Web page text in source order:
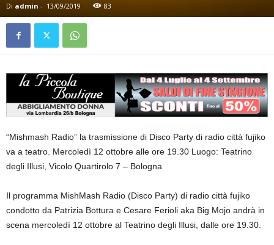
Di admin - 13/09/2019 83
“Mishmash Radio” la trasmissione di Disco Party di radio città fujiko
va a teatro. Mercoledì 12 ottobre alle ore 19.30 Luogo: Teatrino
degli Illusi, Vicolo Quartirolo 7 – Bologna
Il programma MishMash Radio (Disco Party) di radio città fujiko
condotto da Patrizia Bottura e Cesare Ferioli aka Big Mojo andrà in
scena mercoledì 12 ottobre al Teatrino degli Illusi, dalle ore 19.30.